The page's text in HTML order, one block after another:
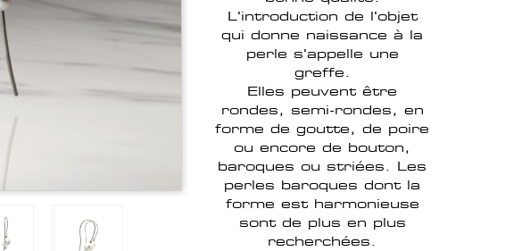
L'introduction de l'objet
qui donne naissance à la
perle s'appelle une
greffe.
Elles peuvent être
rondes, semi-rondes, en
forme de goutte, de poire
ou encore de bouton,
baroques ou striées. Les
perles baroques dont la
forme est harmonieuse
sont de plus en plus
recherchées.